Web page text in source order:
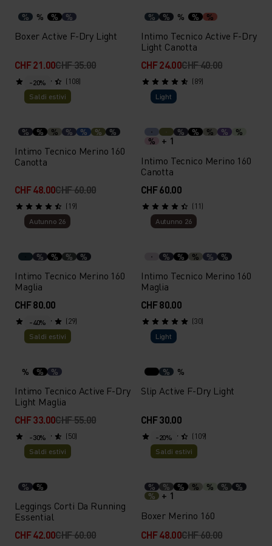
% % % %
Boxer Active F-Dry Light
CHF 21.00CHF 35.00
(108)
% % % % %
Intimo Tecnico Active F-Dry
Light Canotta
CHF 24.00CHF 40.00
(89)
-20%
Saldi estivi
% % % % % % %
Intimo Tecnico Merino 160
Canotta
CHF 48.00CHF 60.00
(19)
Light
% % % %
%
%
+ 1
Intimo Tecnico Merino 160
Canotta
CHF 60.00
(11)
Autunno 26
% % % %
Intimo Tecnico Merino 160
Maglia
CHF 80.00
(29)
Autunno 26
% % % % %
Intimo Tecnico Merino 160
Maglia
CHF 80.00
(30)
-40%
Saldi estivi
% % %
Intimo Tecnico Active F-Dry
Light Maglia
CHF 33.00CHF 55.00
(50)
Light
% %
Slip Active F-Dry Light
CHF 30.00
(109)
-30%
Saldi estivi
% %
Leggings Corti Da Running
Essential
CHF 42.00CHF 60.00
-20%
Saldi estivi
% % % % % %
%
%
+ 1
Boxer Merino 160
CHF 48.00CHF 60.00